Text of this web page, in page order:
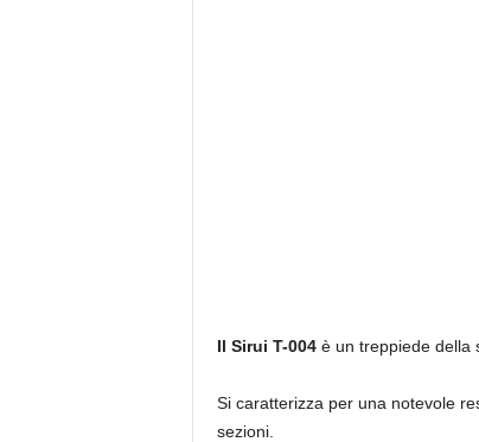
Il Sirui T-004 è un treppiede della
Si caratterizza per una notevole
sezioni.